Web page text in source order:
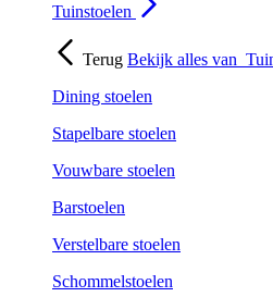
Tuinstoelen
Terug Bekijk alles van
Dining stoelen
Stapelbare stoelen
Vouwbare stoelen
Barstoelen
Verstelbare stoelen
Schommelstoelen